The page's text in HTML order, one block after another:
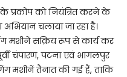
प्रकोप को नियंत्रित करने के
चलाया जा रहा है।
मशीनें सक्रिय रूप से कार्य कर
चंपारण, पटना एवं भागलपुर
मशीनें तैनात की गई हैं, ताकि